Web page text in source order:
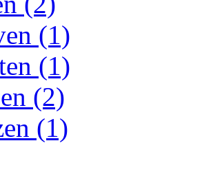
(1)
(1)
(2)
(1)